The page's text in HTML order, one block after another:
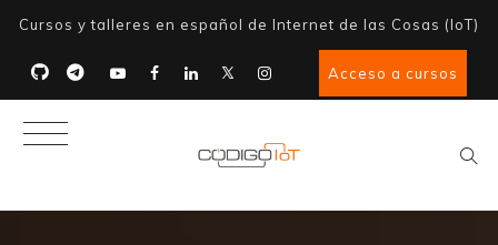
Cursos y talleres en español de Internet de las Cosas (IoT)
Acceso a cursos